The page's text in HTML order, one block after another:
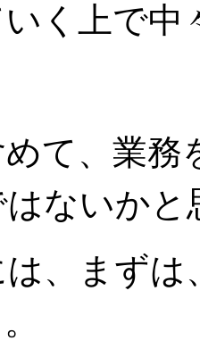
く上で中
て、業
ないかと
、まず